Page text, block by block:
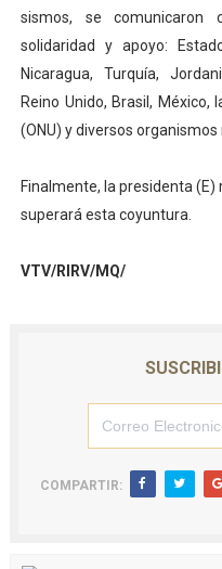
sismos, se comunicaron
solidaridad y apoyo:
Nicaragua, Turquía,
Reino Unido, Brasil, México,
(ONU) y diversos
Finalmente, la presidenta
superará esta coyuntura.
VTV/RIRV/MQ/
COMPARTIR: